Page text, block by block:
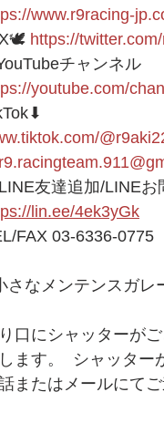
www.r9racing-
https://
チャンネル
youtube.com/
友達追加/LINEお
lin.ee/4ek3yGk
FAX 03-6336-0775
さなメンテンスガレ
口にシャッターが
ます。  シャッター
またはメールにて